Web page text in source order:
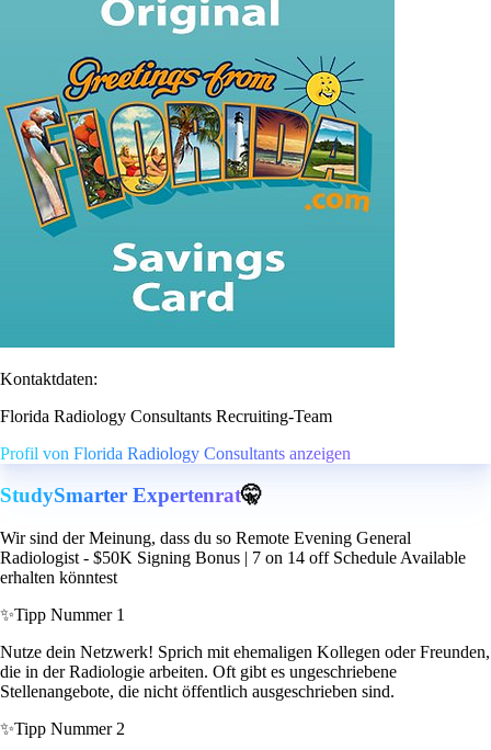
Kontaktdaten:
Florida Radiology Consultants Recruiting-Team
Profil von Florida Radiology Consultants anzeigen
StudySmarter Expertenrat🤫
Wir sind der Meinung, dass du so Remote Evening General
Radiologist - $50K Signing Bonus | 7 on 14 off Schedule Available
erhalten könntest
✨Tipp Nummer 1
Nutze dein Netzwerk! Sprich mit ehemaligen Kollegen oder Freunden,
die in der Radiologie arbeiten. Oft gibt es ungeschriebene
Stellenangebote, die nicht öffentlich ausgeschrieben sind.
✨Tipp Nummer 2